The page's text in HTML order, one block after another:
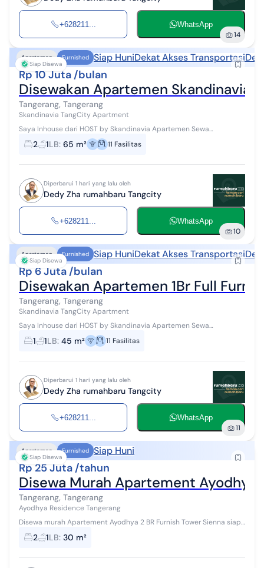
+628211... WhatsApp
14
Siap Disewa
Apartemen Furnished Siap HuniDekat Akses Transportasi
Rp 10 Juta /bulan
Disewakan Apartemen Skandinavia
Tangerang, Tangerang
Skandinavia TangCity Apartment
Saya Inhouse dari HOST by Skandinavia Apartemen Sewa
Apartment Skandinavia Harga Mulai dari 5Jt / bulan #WTR
#Disewakan dapat disewa perbulan/bula...
2 1LB: 65 m² 11 Fasilitas
Diperbarui 1 hari yang lalu oleh
Dedy Zha rumahbaru Tangcity
+628211... WhatsApp
10
Siap Disewa
Apartemen Furnished Siap HuniDekat Akses Transportasi
Rp 6 Juta /bulan
Disewakan Apartemen 1Br Full
Tangerang, Tangerang
Skandinavia TangCity Apartment
Saya Inhouse dari HOST by Skandinavia Apartemen Sewa
Apartment Skandinavia Harga Mulai dari 5Jt / bulan #WTR
#Disewakan dapat disewa perbulan/bula...
1 1LB: 45 m² 11 Fasilitas
Diperbarui 1 hari yang lalu oleh
Dedy Zha rumahbaru Tangcity
+628211... WhatsApp
11
Siap Disewa
Apartemen Furnished Siap Huni
Rp 25 Juta /tahun
Disewa Murah Apartement Ayodhya
Tangerang, Tangerang
Ayodhya Residence Tangerang
Disewa murah Apartement Ayodhya 2 BR Furnish Tower Sienna siap
2 1LB: 30 m²